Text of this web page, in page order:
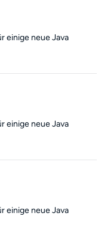
einige neue Java
einige neue Java
einige neue Java